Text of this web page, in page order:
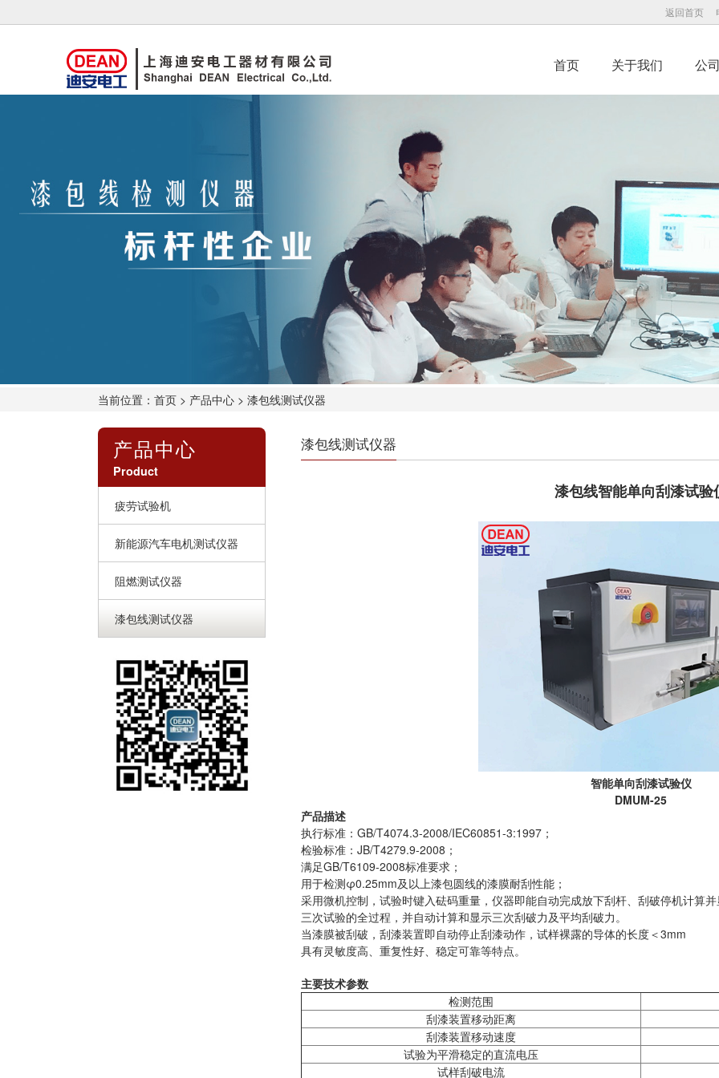
返回首页
首页 关于我们 公
当前位置： 首页 > 产品中心 > 漆包线测试仪器
产品中心
Product
疲劳试验机
新能源汽车电机测试仪器
阻燃测试仪器
漆包线测试仪器
漆包线测试仪器
漆包线智能单向刮漆试验
智能单向刮漆试验仪
DMUM-25
产品描述
执行标准：GB/T4074.3-2008/IEC60851-3:1997；
检验标准：JB/T4279.9-2008；
满足GB/T6109-2008标准要求；
用于检测φ0.25mm及以上漆包圆线的漆膜耐刮性能；
采用微机控制，试验时键入砝码重量，仪器即能自动完成放下刮杆、刮破停机计算
三次试验的全过程，并自动计算和显示三次刮破力及平均刮破力。
当漆膜被刮破，刮漆装置即自动停止刮漆动作，试样裸露的导体的长度＜3mm
具有灵敏度高、重复性好、稳定可靠等特点。
主要技术参数
检测范围
刮漆装置移动距离
刮漆装置移动速度
试验为平滑稳定的直流电压
试样刮破电流